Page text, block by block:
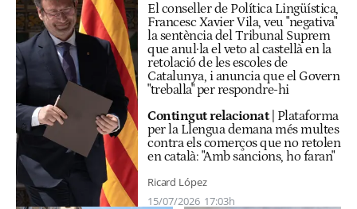
El conseller de Política Lingüística,
Francesc Xavier Vila, veu "negativa"
la sentència del Tribunal Suprem
que anul·la el veto al castellà en la
retolació de les escoles de
Catalunya, i anuncia que el Govern
"treballa" per respondre-hi
Contingut relacionat| Plataforma
per la Llengua demana més multes
contra els comerços que no retolen
en català: "Amb sancions, ho faran"
Ricard López
15/07/2026 17:03h